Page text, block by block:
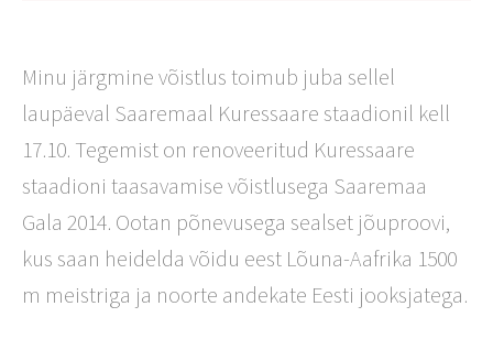
Minu järgmine võistlus toimub juba sellel
laupäeval Saaremaal Kuressaare staadionil kell
17.10. Tegemist on renoveeritud Kuressaare
staadioni taasavamise võistlusega Saaremaa
Gala 2014. Ootan põnevusega sealset jõuproovi,
kus saan heidelda võidu eest Lõuna-Aafrika 1500
m meistriga ja noorte andekate Eesti jooksjatega.